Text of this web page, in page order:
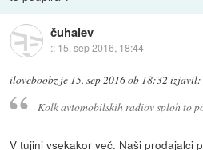
čuhalev
:: 15. sep 2016, 18:44
iloveboobz je 15. sep 2016 ob 18:32 izjavil:
Kolk avtomobilskih radiov sploh to
V tujini vsekakor več. Naši prodajalci